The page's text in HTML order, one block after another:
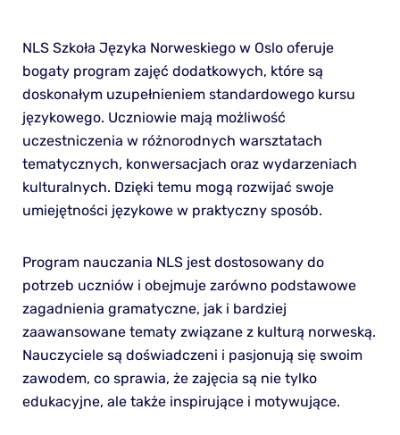
NLS Szkoła Języka Norweskiego w Oslo oferuje
bogaty program zajęć dodatkowych, które są
doskonałym uzupełnieniem standardowego kursu
językowego. Uczniowie mają możliwość
uczestniczenia w różnorodnych warsztatach
tematycznych, konwersacjach oraz wydarzeniach
kulturalnych. Dzięki temu mogą rozwijać swoje
umiejętności językowe w praktyczny sposób.
Program nauczania NLS jest dostosowany do
potrzeb uczniów i obejmuje zarówno podstawowe
zagadnienia gramatyczne, jak i bardziej
zaawansowane tematy związane z kulturą norweską.
Nauczyciele są doświadczeni i pasjonują się swoim
zawodem, co sprawia, że zajęcia są nie tylko
edukacyjne, ale także inspirujące i motywujące.